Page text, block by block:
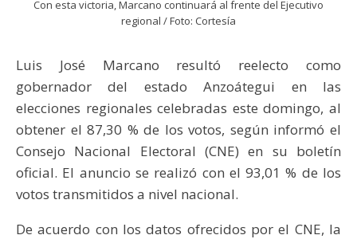
Con esta victoria, Marcano continuará al frente del Ejecutivo
regional / Foto: Cortesía
Luis José Marcano resultó reelecto como
gobernador del estado Anzoátegui en las
elecciones regionales celebradas este domingo, al
obtener el 87,30 % de los votos, según informó el
Consejo Nacional Electoral (CNE) en su boletín
oficial. El anuncio se realizó con el 93,01 % de los
votos transmitidos a nivel nacional.
De acuerdo con los datos ofrecidos por el CNE, la